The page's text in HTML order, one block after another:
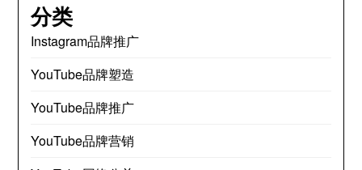
分类
Instagram品牌推广
YouTube品牌塑造
YouTube品牌推广
YouTube品牌营销